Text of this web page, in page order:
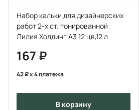
Набор кальки для дизайнерских
работ 2-х ст. тонированной
Лилия Холдинг А3 12 цв,12 л
167
42 x 4 платежа
в корзину